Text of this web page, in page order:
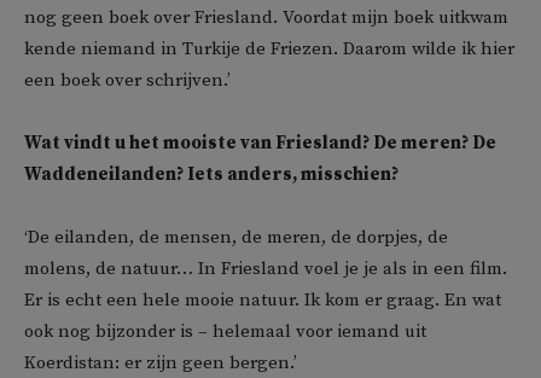
nog geen boek over Friesland. Voordat mijn boek uitkwam
kende niemand in Turkije de Friezen. Daarom wilde ik hier
een boek over schrijven.’
Wat vindt u het mooiste van Friesland? De meren? De
Waddeneilanden? Iets anders, misschien?
‘De eilanden, de mensen, de meren, de dorpjes, de
molens, de natuur… In Friesland voel je je als in een film.
Er is echt een hele mooie natuur. Ik kom er graag. En wat
ook nog bijzonder is – helemaal voor iemand uit
Koerdistan: er zijn geen bergen.’